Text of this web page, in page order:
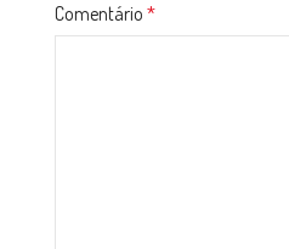
Comentário *